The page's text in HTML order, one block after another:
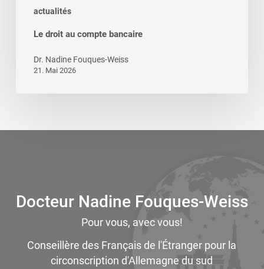
actualités
Le droit au compte bancaire
Dr. Nadine Fouques-Weiss
21. Mai 2026
Docteur Nadine Fouques-Weiss
Pour vous, avec vous!
Conseillère des Français de l'Étranger pour la
circonscription d'Allemagne du sud